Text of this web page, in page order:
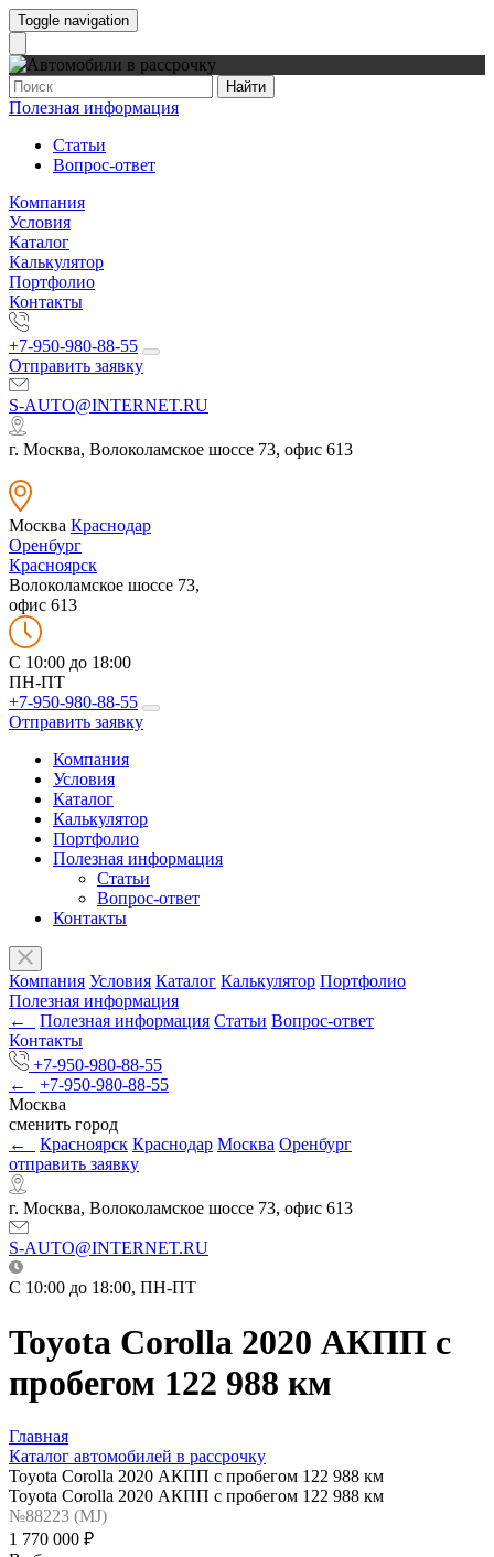
Toggle navigation
Найти
Полезная информация
Статьи
Вопрос-ответ
Компания
Условия
Каталог
Калькулятор
Портфолио
Контакты
+7-950-980-88-55
Отправить заявку
S-AUTO@INTERNET.RU
г. Москва, Волоколамское шоссе 73, офис 613
Москва Краснодар
Оренбург
Красноярск
Волоколамское шоссе 73,
офис 613
C 10:00 до 18:00
ПН-ПТ
+7-950-980-88-55
Отправить заявку
Компания
Условия
Каталог
Калькулятор
Портфолио
Полезная информация
Статьи
Вопрос-ответ
Контакты
Компания Условия Каталог Калькулятор Портфолио
Полезная информация
←
Полезная информация Статьи Вопрос-ответ
Контакты
+7-950-980-88-55
←
+7-950-980-88-55
Москва
сменить город
←
Красноярск Краснодар Москва Оренбург
отправить заявку
г. Москва, Волоколамское шоссе 73, офис 613
S-AUTO@INTERNET.RU
C 10:00 до 18:00, ПН-ПТ
Toyota Corolla 2020 АКПП с
пробегом 122 988 км
Главная
Каталог автомобилей в рассрочку
Toyota Corolla 2020 АКПП с пробегом 122 988 км
Toyota Corolla 2020 АКПП с пробегом 122 988 км
№88223 (МJ)
1 770 000 ₽